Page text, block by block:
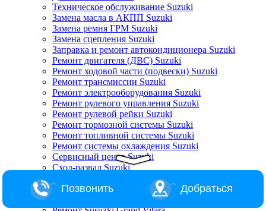
Техническое обслуживание Suzuki
Замена масла в АКПП Suzuki
Замена ремня ГРМ Suzuki
Замена сцепления Suzuki
Заправка и ремонт автокондиционера Suzuki
Ремонт двигателя (ДВС) Suzuki
Ремонт ходовой части (подвески) Suzuki
Ремонт трансмиссии Suzuki
Ремонт электрооборудования Suzuki
Ремонт рулевого управления Suzuki
Ремонт рулевой рейки Suzuki
Ремонт тормозной системы Suzuki
Ремонт топливной системы Suzuki
Ремонт системы охлаждения Suzuki
Сервисный центр Suzuki
Сход-развал Suzuki
Ремонт Suzuki Baleno
Позвонить Добраться